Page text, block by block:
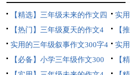
【精选】三年级未来的作文四
篇
实
【热门】三年级夏天的作文4
篇
【
篇
实用的三年级叙事作文300字4
篇
实
【必备】小学三年级作文300
【